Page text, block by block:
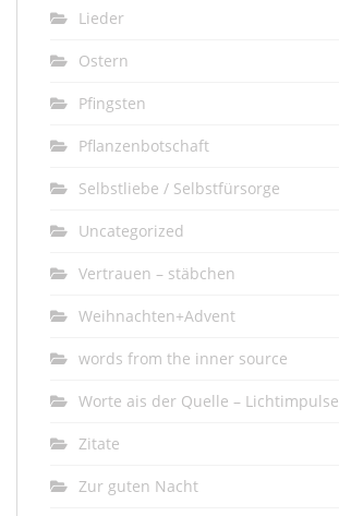
Lieder
Ostern
Pfingsten
Pflanzenbotschaft
Selbstliebe / Selbstfürsorge
Uncategorized
Vertrauen – stäbchen
Weihnachten+Advent
words from the inner source
Worte ais der Quelle – Lichtimpulse
Zitate
Zur guten Nacht